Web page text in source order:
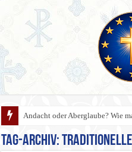
Andacht oder Aberglaube? Wie
Tag-Archiv: